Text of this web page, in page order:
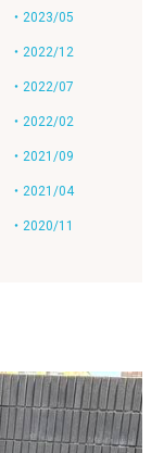
・2023/05
・2022/12
・2022/07
・2022/02
・2021/09
・2021/04
・2020/11